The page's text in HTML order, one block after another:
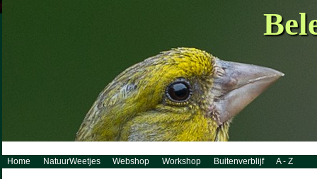
http://www.visueelconcept.nl/sitemap.xml.gz
Home NatuurWeetjes Webshop Workshop Buitenverblijf A - Z